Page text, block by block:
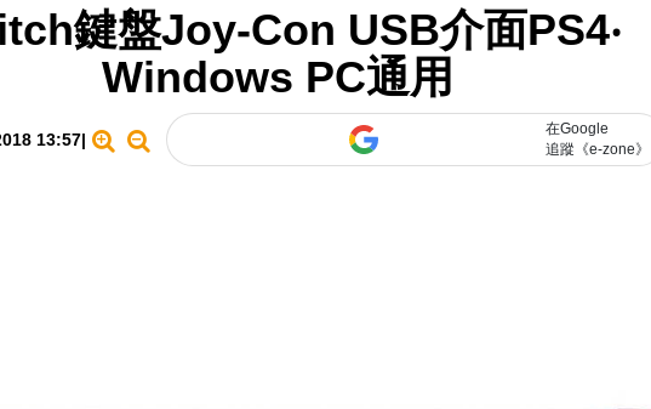
鍵盤Joy-Con USB介面PS4‧
Windows PC通用
13:57|
在Google
追蹤《e-zone》